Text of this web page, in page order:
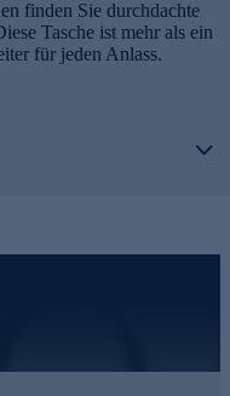
finden Sie durchdachte
Tasche ist mehr als ein
für jeden Anlass.